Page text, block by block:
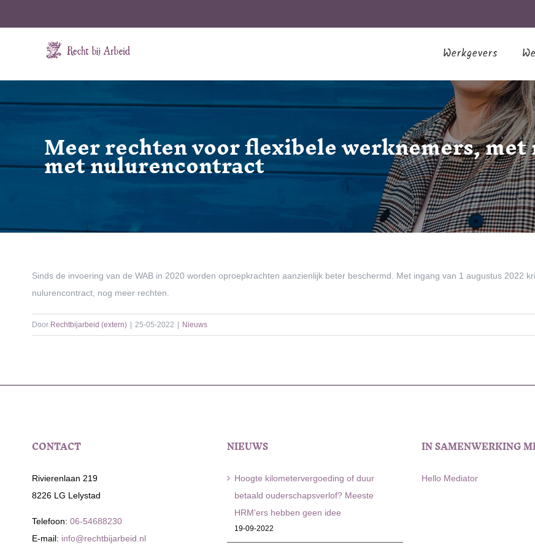
Werkgevers
Meer rechten voor flexibele werknemers,
met nulurencontract
Sinds de invoering van de WAB in 2020 worden oproepkrachten aanzienlijk beter beschermd. Met ingang van 1 augustus 2022
nulurencontract, nog meer rechten.
Door Rechtbijarbeid (extern) 25-05-2022 Nieuws
CONTACT
Rivierenlaan 219
8226 LG Lelystad
Telefoon: 06-54688230
E-mail: info@rechtbijarbeid.nl
NIEUWS
Hoogte kilometervergoeding of duur
betaald ouderschapsverlof? Meeste
HRM'ers hebben geen idee
19-09-2022
IN SAMENWERKING
Hello Mediator